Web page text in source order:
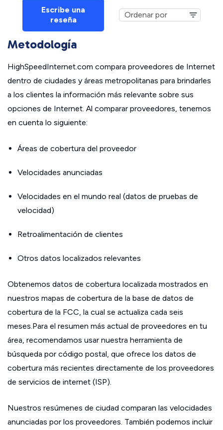
Escribe una
reseña
Metodología
HighSpeedInternet.com compara proveedores de Internet
dentro de ciudades y áreas metropolitanas para brindarles
a los clientes la información más relevante sobre sus
opciones de Internet. Al comparar proveedores, tenemos
en cuenta lo siguiente:
Áreas de cobertura del proveedor
Velocidades anunciadas
Velocidades en el mundo real (datos de pruebas de
velocidad)
Retroalimentación de clientes
Otros datos localizados relevantes
Obtenemos datos de cobertura localizada mostrados en
nuestros mapas de cobertura de la base de datos de
cobertura de la FCC, la cual se actualiza cada seis
meses.Para el resumen más actual de proveedores en tu
área, recomendamos usar nuestra herramienta de
búsqueda por código postal, que ofrece los datos de
cobertura más recientes directamente de los proveedores
de servicios de internet (ISP).
Nuestros resúmenes de ciudad comparan las velocidades
anunciadas por los proveedores. También podemos incluir